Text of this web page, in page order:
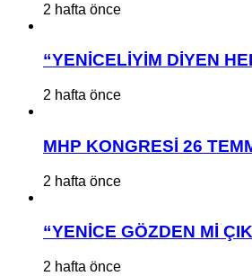
2 hafta önce
“YENİCELİYİM DİYEN
2 hafta önce
MHP KONGRESİ 26
2 hafta önce
“YENİCE GÖZDEN Mİ
2 hafta önce